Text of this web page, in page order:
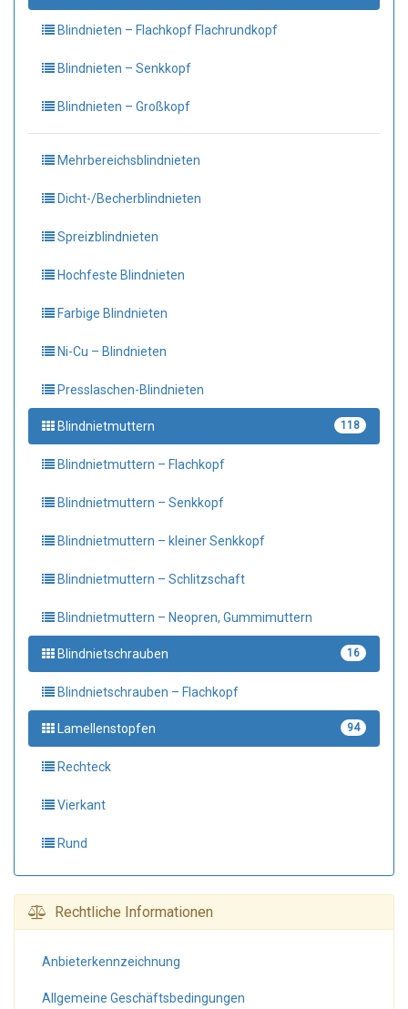
Blindnieten – Flachkopf Flachrundkopf
Blindnieten – Senkkopf
Blindnieten – Großkopf
Mehrbereichsblindnieten
Dicht-/Becherblindnieten
Spreizblindnieten
Hochfeste Blindnieten
Farbige Blindnieten
Ni-Cu – Blindnieten
Presslaschen-Blindnieten
Blindnietmuttern 118
Blindnietmuttern – Flachkopf
Blindnietmuttern – Senkkopf
Blindnietmuttern – kleiner Senkkopf
Blindnietmuttern – Schlitzschaft
Blindnietmuttern – Neopren, Gummimuttern
Blindnietschrauben 16
Blindnietschrauben – Flachkopf
Lamellenstopfen 94
Rechteck
Vierkant
Rund
Rechtliche Informationen
Anbieter­kennzeichnung
Allgemeine Geschäfts­bedingungen